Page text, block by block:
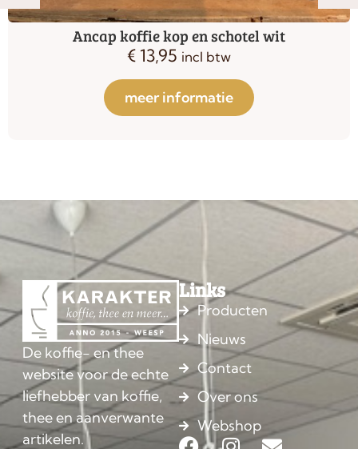
Ancap koffie kop en schotel wit
€ 13,95 incl btw
meer informatie
De koffie- en thee
website voor de echte
liefhebber van koffie,
thee en aanverwante
artikelen.
Links
Producten
Nieuws
Contact
Over ons
Webshop